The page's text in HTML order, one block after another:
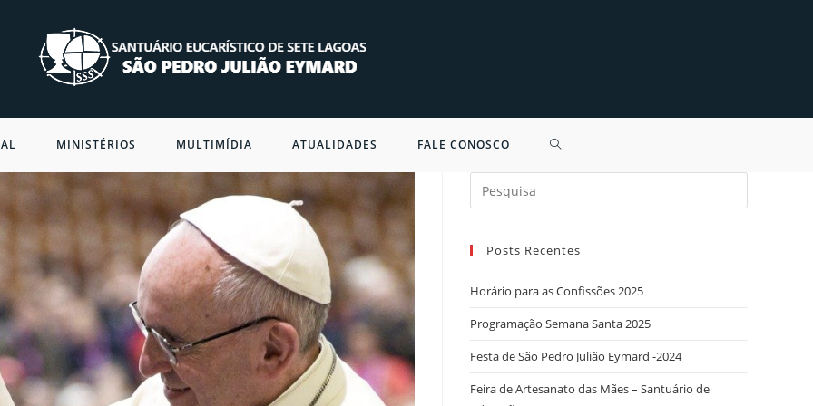
MINISTÉRIOS MULTIMÍDIA ATUALIDADES FALE CONOSCO
Search
for:
Posts Recentes
Horário para as Confissões 2025
Programação Semana Santa 2025
Festa de São Pedro Julião Eymard -2024
Feira de Artesanato das Mães – Santuário de